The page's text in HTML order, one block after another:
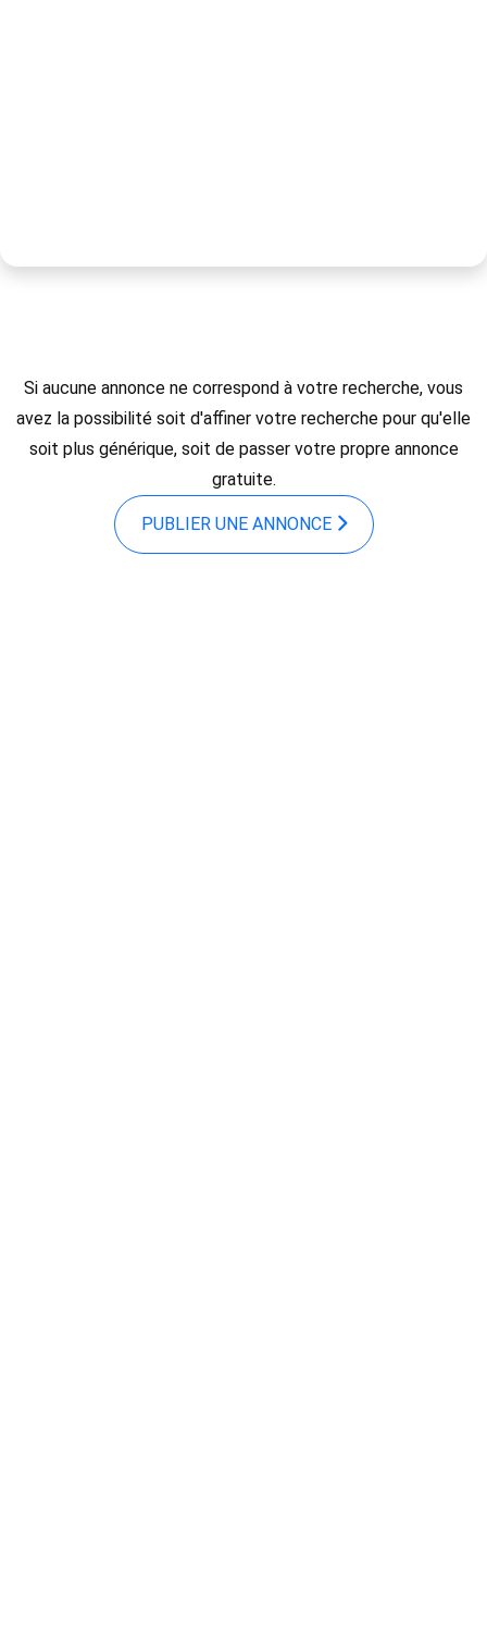
Si aucune annonce ne correspond à votre recherche, vous
avez la possibilité soit d'affiner votre recherche pour qu'elle
soit plus générique, soit de passer votre propre annonce
gratuite.
PUBLIER UNE ANNONCE